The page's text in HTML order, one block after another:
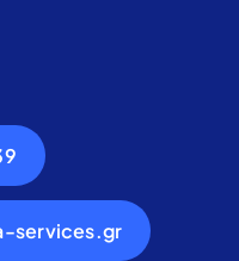
services.gr